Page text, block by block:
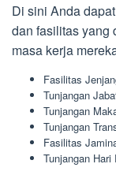
Di sini Anda
dan fasilitas yang
masa kerja
Fasilitas
Tunjangan
Tunjangan
Tunjangan
Fasilitas
Tunjangan